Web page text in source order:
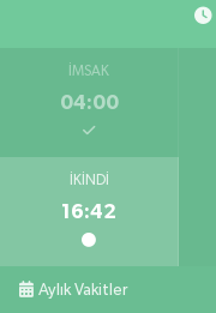
İMSAK
04:00
İKINDI
16:42
Aylık Vakitler